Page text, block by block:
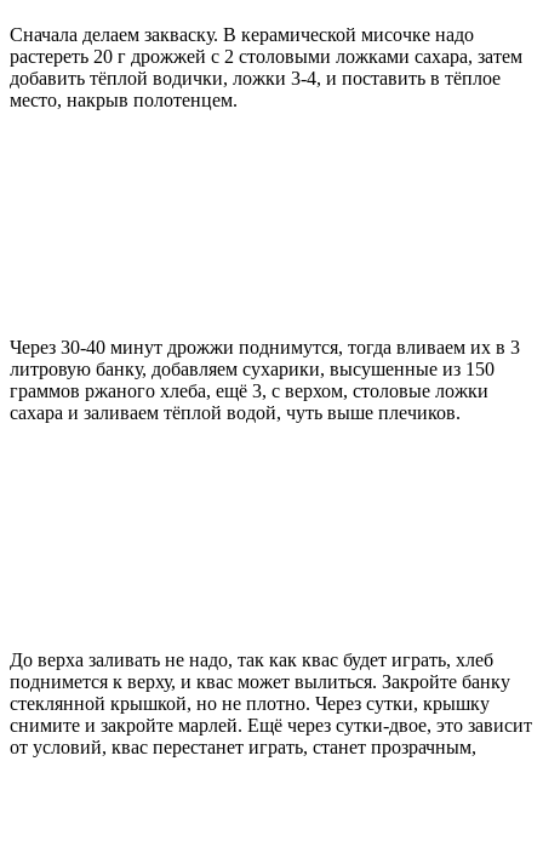
Сначала делаем закваску. В керамической мисочке надо
растереть 20 г дрожжей с 2 столовыми ложками сахара, затем
добавить тёплой водички, ложки 3-4, и поставить в тёплое
место, накрыв полотенцем.
Через 30-40 минут дрожжи поднимутся, тогда вливаем их в 3
литровую банку, добавляем сухарики, высушенные из 150
граммов ржаного хлеба, ещё 3, с верхом, столовые ложки
сахара и заливаем тёплой водой, чуть выше плечиков.
До верха заливать не надо, так как квас будет играть, хлеб
поднимется к верху, и квас может вылиться. Закройте банку
стеклянной крышкой, но не плотно. Через сутки, крышку
снимите и закройте марлей. Ещё через сутки-двое, это зависит
от условий, квас перестанет играть, станет прозрачным,